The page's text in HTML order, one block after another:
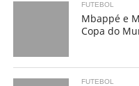
FUTEBOL
Mbappé e
Copa do
FUTEBOL